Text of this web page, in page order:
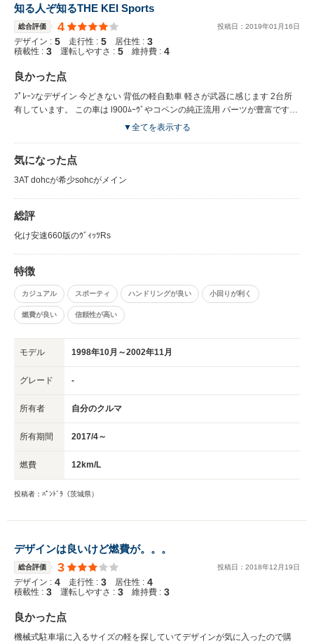
知る人ぞ知るTHE KEI Sports
総合評価 4 投稿日： 2019年01 月 16日
デザイン : 5 走行性 : 5 居住性 : 3
積載性 : 3 運転しやすさ : 5 維持費 : 4
良かった点
ﾌﾟﾚｰﾝなデザイン 今どきない 背低の軽自動車 軽さが武器に感じます 2台所
有しています。 この車は l900ﾑｰｳﾞやコペンの純正流用 パーツが豊富です。
とにかく出回る8割のエンジンはef-seのsohcで非力ですが 軽さが幸いとな
ポーツになります。 お金をかけずに体感出来るｶｽﾀﾑをしたいかた セカンド
▼全てを表示する
気になった点
3AT dohcが希少sohcがメイン
総評
化け安速660版のｳﾞｨｯﾂRs
特徴
カジュアル スポーティ ハンドリングが良い 小回りが利く
燃費が良い 信頼性が高い
モデル 1998年10月～2002年11月
グレード -
所有者 自分のクルマ
所有期間 2017/4～
燃費 12km/L
投稿者：ﾊﾟﾝﾄﾞﾗ（茨城県）
デザインは良いけど燃費が。。。
総合評価 3 投稿日： 2018年12 月 19日
デザイン : 4 走行性 : 3 居住性 : 4
積載性 : 3 運転しやすさ : 3 維持費 : 3
良かった点
機械式駐車場に入るサイズの軽を探していてデザインが気に入ったので購